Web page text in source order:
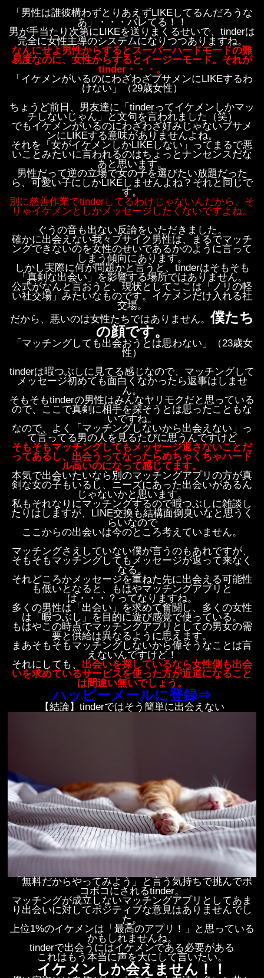
「男性は誰彼構わずとりあえずLIKEしてるんだろうな
あ」・・・バレてる！！
男が手当たり次第にLIKEを送りまくるせいで、tinderは
完全に女性主導のシステムになりつつありますね。
なんにせよ男性からするとスーパーハードモードの難
易度なのに、女性からするとイージーモード。それが
tinder・・・。
「イケメンがいるのにわざわざブサメンにLIKEするわ
けない」（29歳女性）
ちょうど前日、男友達に「tinderってイケメンしかマッ
チしないじゃん」と文句を言われました（笑）
でもイケメンがいるのにわざわざ好みじゃないブサメ
ンにLIKEする意味がありませんよね。
それを「女がイケメンしかLIKEしない」ってまるで悪
いことみたいに言われるのはちょっとナンセンスだな
あと思います。
男性だって逆の立場で女の子を選びたい放題だった
ら、可愛い子にしかLIKEしませんよね？それと同じで
す。
別に慈善作業でtinderしてるわけじゃないんだから、そ
りゃイケメンとしかメッセージしたくないですよね。
ぐうの音も出ない反論をいただきました。
確かに出会えない我々ブサイク男性は、まるでマッチ
ングできないのを女性のせいであるかのように言って
しまう傾向にあります。
しかし実際に何が問題かと言うと、tinderはそもそも
「真剣な出会い」を影響する場所ではありません。
公式がなんと言おうと、現状としてここは「ノリの軽
い社交場」みたいなものです。イケメンだけ入れる社
交場。
だから、悪いのは女性たちではありません。僕たち
の顔です。
「マッチングしても出会おうとは思わない」（23歳女
性）
tinderは暇つぶしに見てる感じなので、マッチングして
メッセージ初めても面白くなかったら返事はしませ
ん。
そもそもtinderの男性はみんなヤリモクだと思っている
ので、ここで真剣に相手を探そうとは思ったこともな
いですね。
なので、よく「マッチングしないから出会えない」っ
て言ってる男の人を見るたびに思うんですけど
そもそもマッチングしてもメッセージ返さないことだ
ってあるし、出会うってなったらめちゃくちゃハード
ル高いのになって感じてます。
本気で出会いたいなら別のマッチングアプリの方が真
剣な女の子もいるし、ニーズにあった出会いがあるん
じゃないかと思います。
私もそれなりにマッチングするので暇つぶしに雑談し
たりはしますが、LINE交換も結構面倒臭いなと思うく
らいなので
ここからの出会いは今のところ考えていません。
マッチングさえしていない僕が言うのもあれですが、
そもそもマッチングしてもメッセージが返って来なく
なる。
それどころかメッセージを重ねた先に出会える可能性
も低いとなると、もはやマッチングアプリと
は・・・？ってなりますね。
多くの男性は「出会い」を求めて奮闘し、多くの女性
は「暇つぶし」を目的に遊び感覚で使っている。
もはやこの時点でマッチングアプリとしての男女の需
要と供給は異なるように思えます。
まあそもそもマッチングしないから偉そうなことは言
えないんですけど！
それにしても、 出会いを探しているなら女性側も出会
いを求めているサービスを使った方が近道になること
は間違い無いでしょう。
ハッピーメールに登録⇒
【結論】tinderではそう簡単に出会えない
「無料だからやってみよう」と言う気持ちで挑んでボ
コボコにされるtinder。
マッチングが成立しないマッチングアプリとしてあま
り出会いに対してポジティブな意見はありませんでし
た。
上位1%のイケメンは「最高のアプリ！」と思っている
かもしれませんね。
tinderで出会うにはイケメンである必要がある
これはもう本当に声を大にして言いたい。
イケメンしか会えません！！